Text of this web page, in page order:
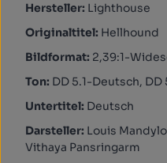
Hersteller: Lighthouse
Originaltitel: Hellhound
Bildformat: 2,39:1-
Ton: DD 5.1-Deutsch, DD
Untertitel: Deutsch
Darsteller: Louis
Vithaya Pansringarm